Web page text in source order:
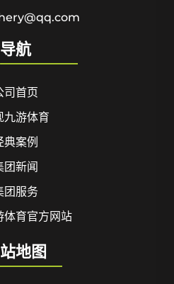
导航
司首页
九游体育
典案例
团新闻
团服务
体育官方网站
地图